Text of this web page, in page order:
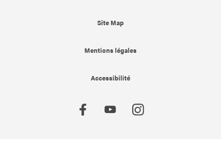
Site Map
Mentions légales
Accessibilité